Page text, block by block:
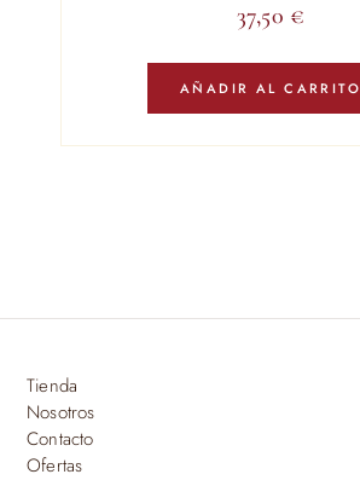
37,50 €
AÑADIR AL CARRITO
Tienda
Nosotros
Contacto
Ofertas